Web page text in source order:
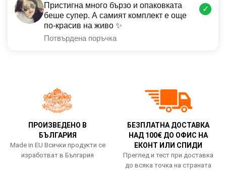
Пристигна много бързо и опаковката
беше супер. А самият комплект е още
по-красив на живо ✨
Потвърдена поръчка
✓
ПРОИЗВЕДЕНО В
БЪЛГАРИЯ
Made in EU Всички продукти се
изработват в България
БЕЗПЛАТНА ДОСТАВКА
НАД 100€ ДО ОФИС НА
ЕКОНТ ИЛИ СПИДИ
Преглед и тест при доставка
до всяка точка на страната